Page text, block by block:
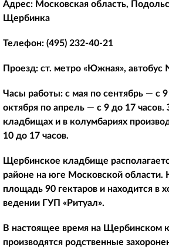
Адрес: Московская область,
Щербинка
Телефон: (495) 232-40-21
Проезд: ст. метро «Южная»,
Часы работы: с мая по сентябрь — с
октября по апрель — с 9 до 17 часов.
кладбищах и в колумбариях
10 до 17 часов.
Щербинское кладбище
районе на юге Московской области.
площадь 90 гектаров и находится в
ведении ГУП «Ритуал».
В настоящее время на Щербинском
производятся родственные